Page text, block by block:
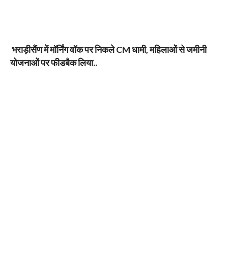
भराड़ीसैंण में मॉर्निंग वॉक पर निकले CM धामी, महिलाओं से जमीनी
योजनाओं पर फीडबैक लिया..